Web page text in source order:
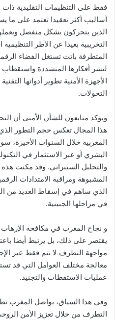
فقط على التنظيمات التقليدية ذات
أساليب أكثر تعقيدا تعتمد على ما
الذين يتحركون بشكل منفصل
التخريبية بعيدا عن الأطر
المتطرفة باتت تستغل الفضاء
لنشر أفكارها المتشددة
الأجهزة الأمنية تطوير أدواتها
التحولات.
ويؤكد متابعون للشأن الأمني أن
هذا المجال تعكس حجم التطور
المغربية خلال السنوات الأخيرة،
البشري أو عبر الاستثمار في
والتحليل السيبراني. وقد مكنت
المشبوهة ومراقبة الامتدادات
الذي ساهم في إسقاط العديد من
في مراحلها الجنينية.
و نجاح المغرب في مكافحة
يقتصر على ذلك، بل يرتبط أيضا
مواجهة التطرف لا تتم فقط عبر
معالجة مختلف العوامل التي قد
عمليات الاستقطاب والتجنيد.
وفي هذا السياق، يواصل المغرب
التطرف من خلال تعزيز الأمن